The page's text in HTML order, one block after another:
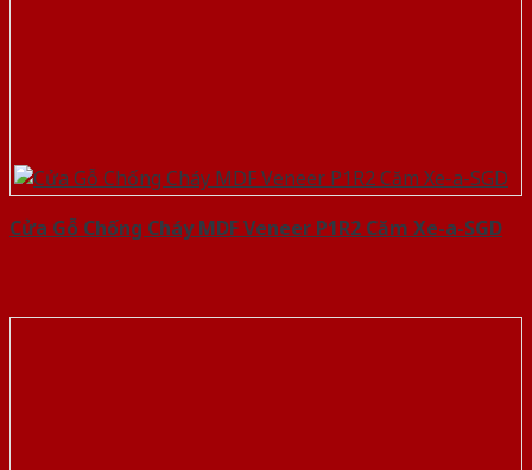
Cửa Gỗ Chống Cháy MDF Veneer P1R2 Căm Xe-a-SGD